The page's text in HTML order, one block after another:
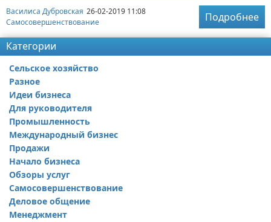
Василиса Дубровская 26-02-2019 11:08
Самосовершенствование
Подробнее
Категории
Сельское хозяйство
Разное
Идеи бизнеса
Для руководителя
Промышленность
Международный бизнес
Продажи
Начало бизнеса
Обзоры услуг
Самосовершенствование
Деловое общение
Менеджмент